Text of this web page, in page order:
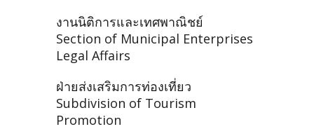
งานนิติการและเทศพาณิชย์
Section of Municipal Enterprises
Legal Affairs
ฝ่ายส่งเสริมการท่องเที่ยว
Subdivision of Tourism
Promotion